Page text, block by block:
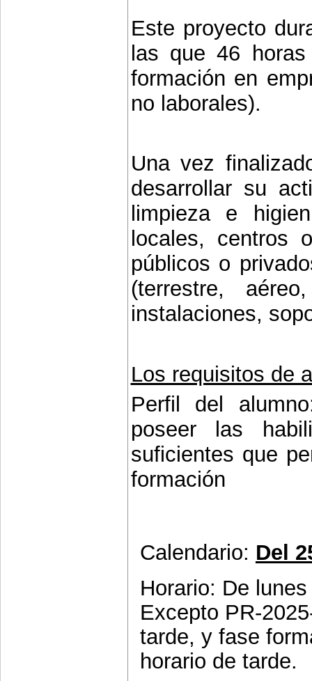
Este proyecto
las que 46
formación en
no laborales).
Una vez
desarrollar su
limpieza e
locales, centros
públicos o
(terrestre,
instalaciones,
Los requisitos de
Perfil del
poseer las
suficientes que
formación
Calendario: Del
Horario: De
Excepto PR-
tarde, y fase
horario de tarde.